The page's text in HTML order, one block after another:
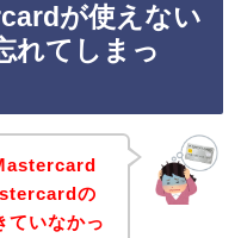
が使えない
れてしまっ
の
ていなかっ